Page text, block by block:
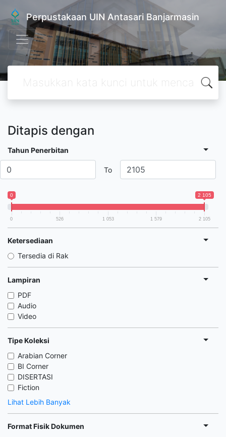
Perpustakaan UIN Antasari Banjarmasin
Ditapis dengan
Tahun Penerbitan
To
0 2 105
0 526 1 053 1 579 2 105
Ketersediaan
Tersedia di Rak
Lampiran
PDF
Audio
Video
Tipe Koleksi
Arabian Corner
BI Corner
DISERTASI
Fiction
Lihat Lebih Banyak
Format Fisik Dokumen